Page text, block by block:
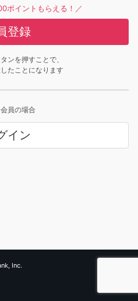
ポイントもらえる！／
登録
ンを押すことで、
たことになります
員の場合
イン
Inc.